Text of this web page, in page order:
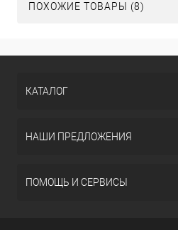
ПОХОЖИЕ ТОВАРЫ (8)
КАТАЛОГ
НАШИ ПРЕДЛОЖЕНИЯ
ПОМОЩЬ И СЕРВИСЫ